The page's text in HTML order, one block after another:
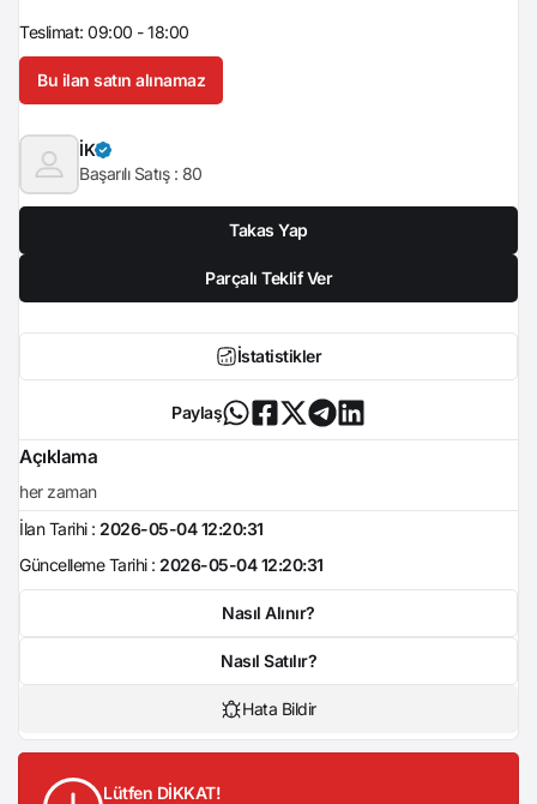
Teslimat: 09:00 - 18:00
Bu ilan satın alınamaz
İK
Başarılı Satış : 80
Takas Yap
Parçalı Teklif Ver
İstatistikler
Paylaş
Açıklama
her zaman
İlan Tarihi : 2026-05-04 12:20:31
Güncelleme Tarihi : 2026-05-04 12:20:31
Nasıl Alınır?
Nasıl Satılır?
Hata Bildir
Lütfen DİKKAT!